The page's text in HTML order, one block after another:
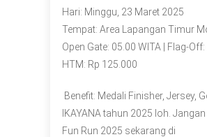
Hari: Minggu, 23 Maret 2025
Tempat: Area Lapangan Timur
Open Gate: 05.00 WITA | Flag-
HTM: Rp 125.000
Benefit: Medali Finisher, Jersey,
IKAYANA tahun 2025 loh.
Fun Run 2025 sekarang di